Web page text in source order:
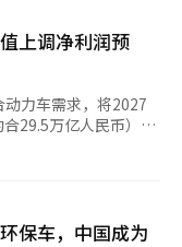
韩国环境部认证，单
大可达602km）。
，比之前增加21马
4.6秒，单次充电续
有车型增加45km，
式下激活时），比之
可达112.2kg·m。零
别的顶尖水平。价
全新iX xDrive60为1
则为1亿7770万
生产能力。 加拿大
应链的强化。通过这
的技术创新，并在安
统目前在加拿大运
）两座工厂、康科德
工厂和研发中心，员
示：“我们将大幅提
下一代环保汽车的热
辆热管理业务的扩
热管理产品的生产能
上调净利润预
力车需求，将2027
29.5万亿人民币），
。预计的日元兑美
的2027财年第一季度
（销售额）同比增长
保车，中国成为